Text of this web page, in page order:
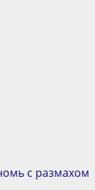
с размахом